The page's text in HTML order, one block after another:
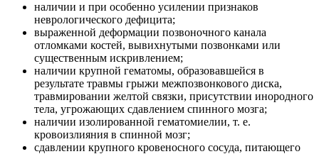
наличии и при особенно усилении признаков
неврологического дефицита;
выраженной деформации позвоночного канала
отломками костей, вывихнутыми позвонками или
существенным искривлением;
наличии крупной гематомы, образовавшейся в
результате травмы грыжи межпозвонкового диска,
травмировании желтой связки, присутствии инородного
тела, угрожающих сдавлением спинного мозга;
наличии изолированной гематомиелии, т. е.
кровоизлияния в спинной мозг;
сдавлении крупного кровеносного сосуда, питающего